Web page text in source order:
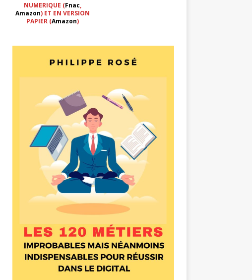
NUMERIQUE (Fnac,
Amazon) ET EN VERSION
PAPIER (Amazon)